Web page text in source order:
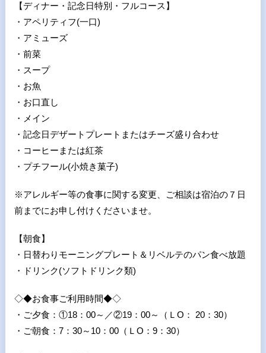
【ディナー・記念日特別・フルコース】
・アペリティフ(一口)
・アミューズ
・前菜
・スープ
・お魚
・お口直し
・メイン
・記念日デザートプレートまたはチーズ盛り合わせ
・コーヒーまたは紅茶
・プチフール(小焼き菓子)
※アレルギー等の食事に関する変更、ご相談は宿泊の７日
前までにお申し付けくださいませ。
【朝食】
・日替わりモーニングプレート＆リベルテのパン食べ放題
・ドリンク(ソフトドリンク類)
◇◆お食事ご利用時間◆◇
・ご夕食：①18：00～／②19：00～（ＬO： 20：30）
・ご朝食：7：30～10：00（ＬO：9：30）